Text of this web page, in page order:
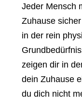
Jeder Mensch
Zuhause
in der rein
zeigen dir in
dein Zuhause
du dich nicht